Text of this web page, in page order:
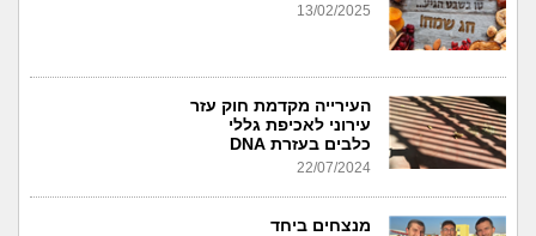
13/02/2025
העירייה מקדמת חוק עזר
עירוני לאכיפת גללי
כלבים בעזרת DNA
22/07/2024
מנצחים ביחד